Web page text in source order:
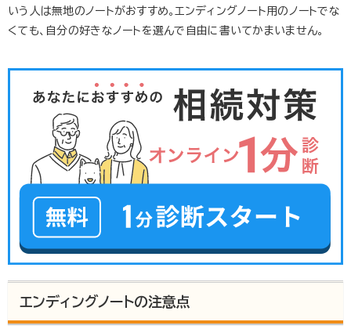
いう人は無地のノートがおすすめ。エンディングノート用のノートでな
くても、自分の好きなノートを選んで自由に書いてかまいません。
エンディングノートの注意点